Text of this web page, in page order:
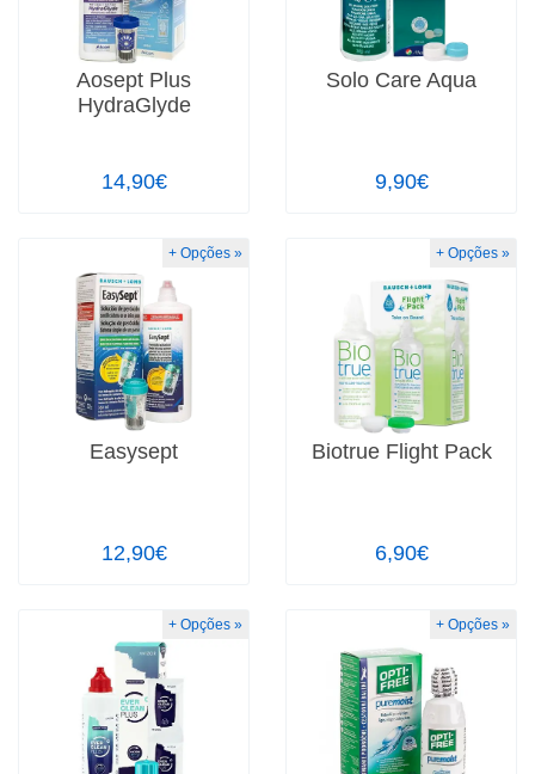
Aosept Plus
HydraGlyde
14,90€
Solo Care Aqua
9,90€
Easysept
12,90€
+ Opções »
Biotrue Flight Pack
6,90€
+ Opções »
+ Opções » + Opções »